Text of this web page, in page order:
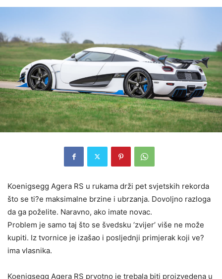
Koenigsegg Agera RS u rukama drži pet svjetskih rekorda
što se ti?e maksimalne brzine i ubrzanja. Dovoljno razloga
da ga poželite. Naravno, ako imate novac.
Problem je samo taj što se švedsku ‘zvijer’ više ne može
kupiti. Iz tvornice je izašao i posljednji primjerak koji ve?
ima vlasnika.
Koenigsegg Agera RS prvotno je trebala biti proizvedena u